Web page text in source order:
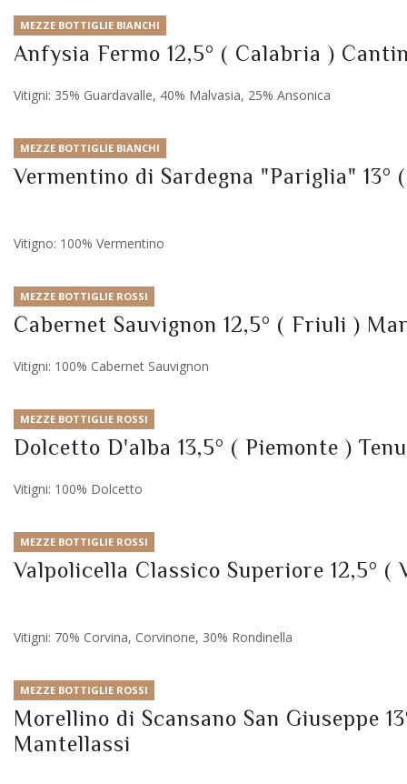
MEZZE BOTTIGLIE BIANCHI
Anfysia Fermo 12,5° ( Calabria )
Vitigni: 35% Guardavalle, 40% Malvasia, 25% Ansonica
MEZZE BOTTIGLIE BIANCHI
Vermentino di Sardegna "Pariglia" 13°
Vitigno: 100% Vermentino
MEZZE BOTTIGLIE ROSSI
Cabernet Sauvignon 12,5° ( Friuli )
Vitigni: 100% Cabernet Sauvignon
MEZZE BOTTIGLIE ROSSI
Dolcetto D'alba 13,5° ( Piemonte )
Vitigni: 100% Dolcetto
MEZZE BOTTIGLIE ROSSI
Valpolicella Classico Superiore 12,5° (
Vitigni: 70% Corvina, Corvinone, 30% Rondinella
MEZZE BOTTIGLIE ROSSI
Morellino di Scansano San Giuseppe
Mantellassi